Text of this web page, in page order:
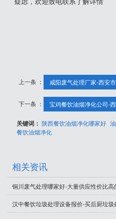
疑虑，欢迎致电联系了解详情
上一条 ： 咸阳废气处理厂家-西安
下一条 ： 宝鸡餐饮油烟净化公司-
关键词：陕西餐饮油烟净化哪家好
餐饮油烟净化
相关资讯
铜川废气处理哪家好-大量供应性价比
汉中餐饮垃圾处理设备报价-买后厨垃